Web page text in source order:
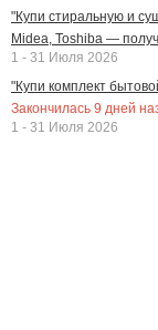
"Купи стиральную и
Midea, Toshiba —
1 - 31 Июля 2026
"Купи комплект
Закончилась 9 дней
1 - 31 Июля 2026